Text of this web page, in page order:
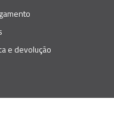
e devolução